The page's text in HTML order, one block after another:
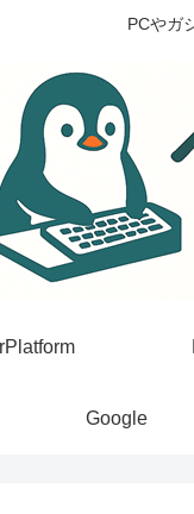
PCやガ
Google